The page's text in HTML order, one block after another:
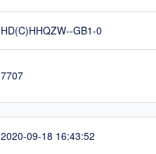
HD(C)HHQZW--GB1-0
7707
2020-09-18 16:43:52